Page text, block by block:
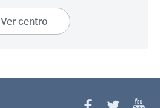
Ver centro